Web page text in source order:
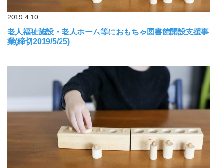
2019.4.10
老人福祉施設・老人ホーム等におもちゃ図書館開設支援事
業(締切2019/5/25)